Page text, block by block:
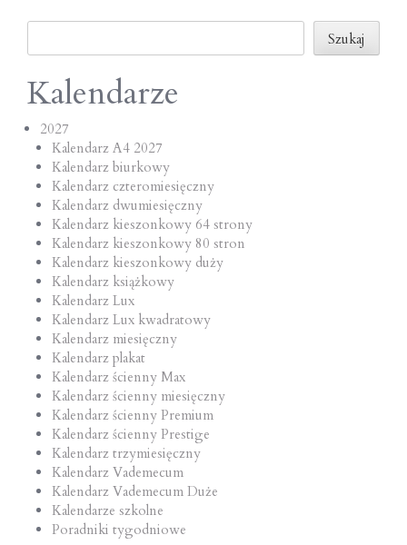
o
n
Szukaj
Szukaj
Kalendarze
2027
Kalendarz A4 2027
Kalendarz biurkowy
Kalendarz czteromiesięczny
Kalendarz dwumiesięczny
Kalendarz kieszonkowy 64 strony
Kalendarz kieszonkowy 80 stron
Kalendarz kieszonkowy duży
Kalendarz książkowy
Kalendarz Lux
Kalendarz Lux kwadratowy
Kalendarz miesięczny
Kalendarz plakat
Kalendarz ścienny Max
Kalendarz ścienny miesięczny
Kalendarz ścienny Premium
Kalendarz ścienny Prestige
Kalendarz trzymiesięczny
Kalendarz Vademecum
Kalendarz Vademecum Duże
Kalendarze szkolne
Poradniki tygodniowe